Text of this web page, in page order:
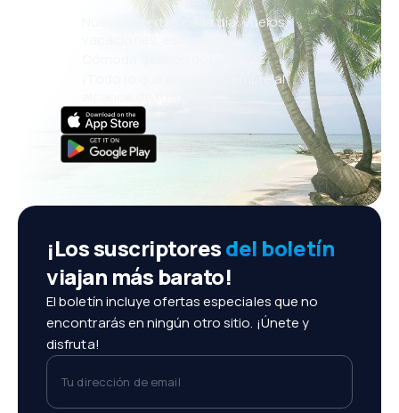
Nuevas ofertas cada día: vuelos,
vacaciones, escapadas
Cómoda gestión de reservas
¡Todo lo que importa, siempre al
¡Los suscriptoresdel boletín
viajan más barato!
El boletín incluye ofertas especiales que no
encontrarás en ningún otro sitio. ¡Únete y
disfruta!
Tu dirección de email